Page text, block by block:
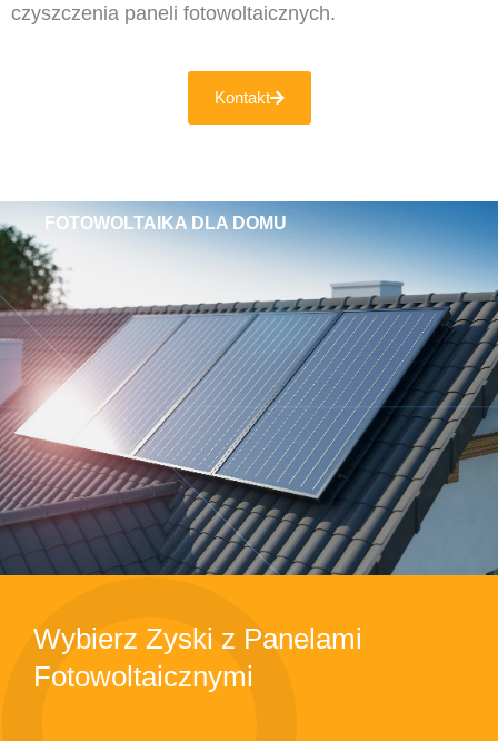
czyszczenia paneli fotowoltaicznych.
Kontakt
FOTOWOLTAIKA DLA DOMU
Wybierz Zyski z Panelami
Fotowoltaicznymi